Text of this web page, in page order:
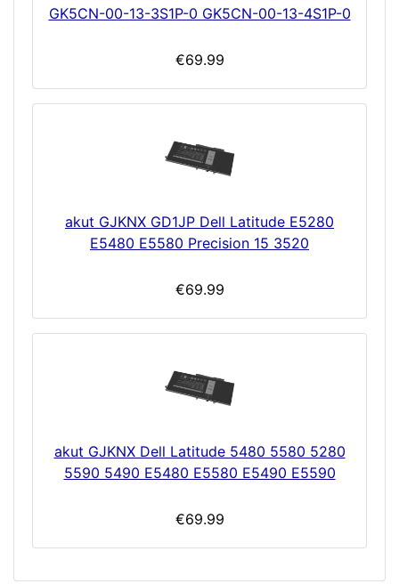
GK5CN-00-13-3S1P-0 GK5CN-00-13-4S1P-0
€69.99
akut GJKNX GD1JP Dell Latitude E5280
E5480 E5580 Precision 15 3520
€69.99
akut GJKNX Dell Latitude 5480 5580 5280
5590 5490 E5480 E5580 E5490 E5590
€69.99